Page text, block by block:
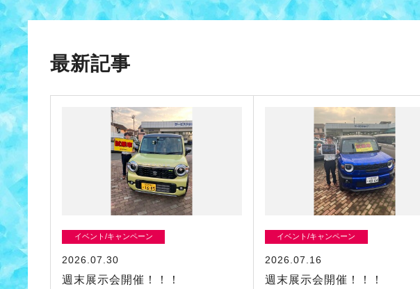
最新記事
イベント/キャンペーン
2026.07.30
週末展示会開催！！！
イベント/キャンペーン
2026.07.16
週末展示会開催！！！